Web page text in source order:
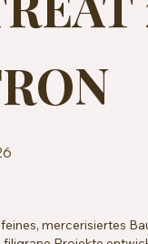
mercerisiertes